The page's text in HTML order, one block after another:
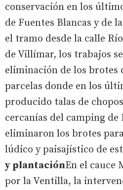
conservación en los
de Fuentes Blancas y de
el tramo desde la calle
de Villímar, los trabajos
eliminación de los brotes
parcelas donde en los
producido talas de
cercanías del camping de
eliminaron los brotes
lúdico y paisajístico de
y plantaciónEn el cauce
por la Ventilla, la